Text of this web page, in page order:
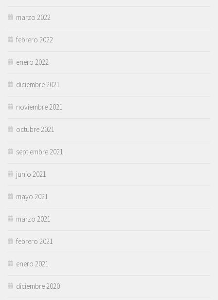
marzo 2022
febrero 2022
enero 2022
diciembre 2021
noviembre 2021
octubre 2021
septiembre 2021
junio 2021
mayo 2021
marzo 2021
febrero 2021
enero 2021
diciembre 2020